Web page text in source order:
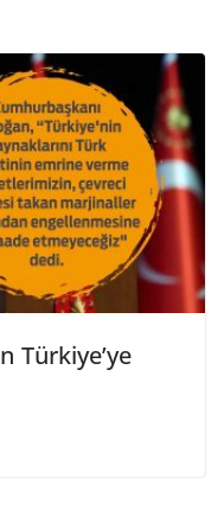
Türkiye’ye